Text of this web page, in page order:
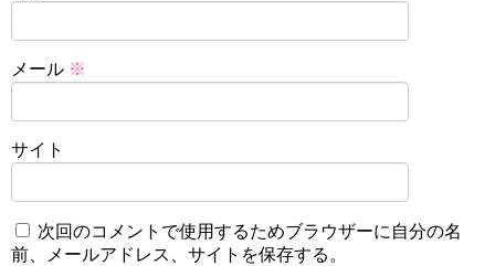
メール ※
サイト
次回のコメントで使用するためブラウザーに自分の名
前、メールアドレス、サイトを保存する。